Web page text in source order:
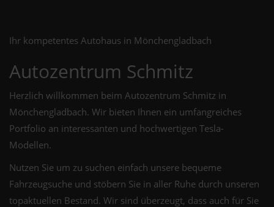
Ihr kompetentes Autohaus in Mönchengladbach
Autozentrum Schmitz
Herzlich willkommen beim Autozentrum Schmitz in
Mönchengladbach. Wir bieten Ihnen ein umfangreiches
Portfolio an interessanten und hochwertigen Tesla-
Modellen.
Nutzen Sie um zu suchen einfach unsere bequeme
Fahrzeugsuche und stöbern Sie in aller Ruhe durch unseren
topaktuellen Bestand. Wir sind überzeugt, dass auch für Sie